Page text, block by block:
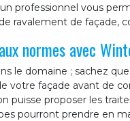
un professionnel vous
ravalement de façade,
normes avec
le domaine ; sachez
votre façade avant de
puisse proposer les
pourront prendre en